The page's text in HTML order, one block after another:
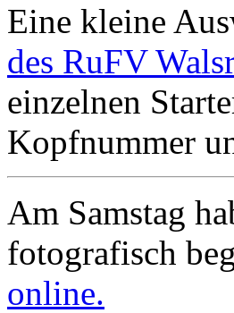
Eine kleine
des RuFV
einzelnen
Kopfnummer
Am Samstag
fotografisch
online.